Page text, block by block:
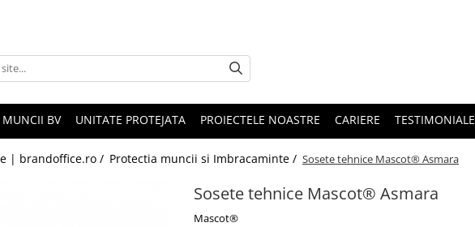
MUNCII BV UNITATE PROTEJATA PROIECTELE NOASTRE CARIERE TESTIMONIALE
| brandoffice.ro / Protectia muncii si Imbracaminte / Sosete tehnice Mascot® Asmara
Sosete tehnice Mascot® Asmara
Mascot®